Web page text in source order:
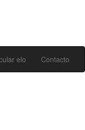
elo Contacto